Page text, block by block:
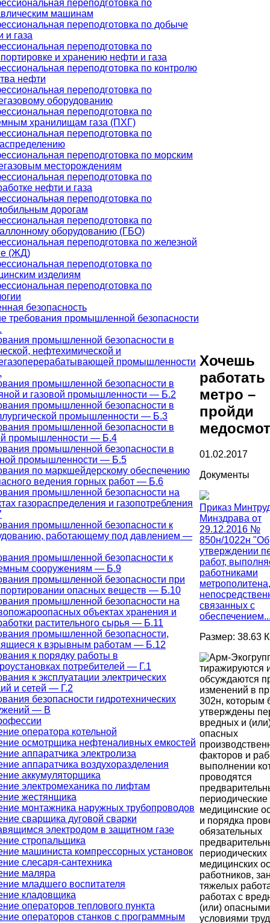
переподготовка по
машинам
переподготовка по добыче
и газа
переподготовка по
и хранению нефти и газа
переподготовка по контролю
нефти
переподготовка по
оборудованию
переподготовка по
хранилищам газа (ПХГ)
переподготовка по
переподготовка по морским
месторождениям
переподготовка по
нефти и газа
переподготовка по
дорогам
переподготовка по
оборудованию (ГБО)
переподготовка по железной
(ЖД)
переподготовка по
изделиям
переподготовка по
безопасность
требования промышленной безопасности
промышленной безопасности в
нефтехимической и
промышленности
промышленной безопасности в
и газовой промышленности — Б.2
промышленной безопасности в
промышленности — Б.3
промышленной безопасности в
промышленности — Б.4
промышленной безопасности в
промышленности — Б.5
по маркшейдерскому обеспечению
ведения горных работ — Б.6
промышленной безопасности на
газораспределения и газопотребления
промышленной безопасности к
работающему под давлением —
промышленной безопасности к
сооружениям — Б.9
промышленной безопасности при
опасных веществ — Б.10
промышленной безопасности на
объектах хранения и
растительного сырья — Б.11
промышленной безопасности,
к взрывным работам — Б.12
к порядку работы в
потребителей — Г.1
к эксплуатации электрических
и сетей — Г.2
безопасности гидротехнических
— В
оператора котельной
осмотрщика нефтеналивных емкостей
аппаратчика электролиза
аппаратчика воздухоразделения
аккумуляторщика
электромеханика по лифтам
жестянщика
монтажника наружных трубопроводов
сварщика дуговой сварки
электродом в защитном газе
стропальщика
машиниста компрессорных установок
слесаря-сантехника
маляра
младшего воспитателя
кладовщика
операторов теплового пункта
операторов станков с программным
Хочешь
работать
метро –
пройди
01.02.2017
Документы
Приказ
Минздрава от
29.12.2016 №
850н/1022н "Об
утверждении
работ,
работниками
метрополитена,
связанных с
Размер: 38.63
тиражируются
обсуждаются
изменений в
302н, которым
утверждены
вредных и
опасных
факторов и
выполнении
проводятся
периодические
медицинские
и порядка
обязательных
периодических
медицинских
работников,
тяжелых
работах с
(или) опасными
условиями